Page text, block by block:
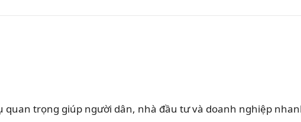
quan trọng giúp người dân, nhà đầu tư và doanh nghiệp